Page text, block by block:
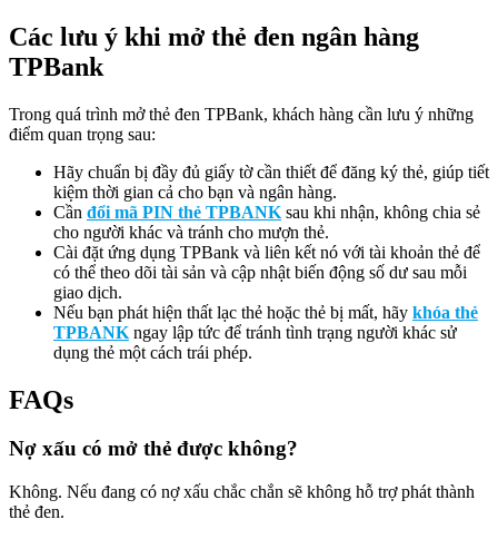
Các lưu ý khi mở thẻ đen ngân hàng
TPBank
Trong quá trình mở thẻ đen TPBank, khách hàng cần lưu ý những
điểm quan trọng sau:
Hãy chuẩn bị đầy đủ giấy tờ cần thiết để đăng ký thẻ, giúp tiết
kiệm thời gian cả cho bạn và ngân hàng.
Cần đổi mã PIN thẻ TPBANK sau khi nhận, không chia sẻ
cho người khác và tránh cho mượn thẻ.
Cài đặt ứng dụng TPBank và liên kết nó với tài khoản thẻ để
có thể theo dõi tài sản và cập nhật biến động số dư sau mỗi
giao dịch.
Nếu bạn phát hiện thất lạc thẻ hoặc thẻ bị mất, hãy khóa thẻ
TPBANK ngay lập tức để tránh tình trạng người khác sử
dụng thẻ một cách trái phép.
FAQs
Nợ xấu có mở thẻ được không?
Không. Nếu đang có nợ xấu chắc chắn sẽ không hỗ trợ phát thành
thẻ đen.